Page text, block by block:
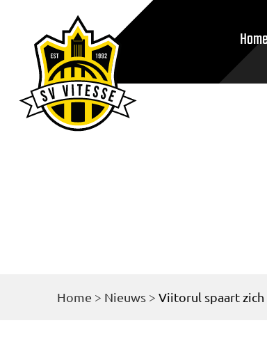
Home > Nieuws > Viitorul spaart